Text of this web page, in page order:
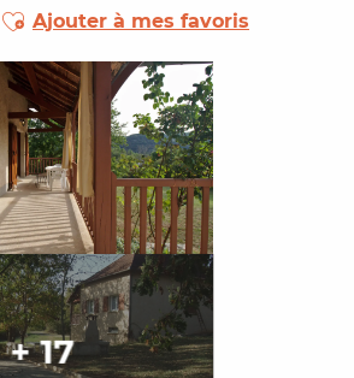
Ajouter aux favoris
Ajouter à mes favoris
+ 17